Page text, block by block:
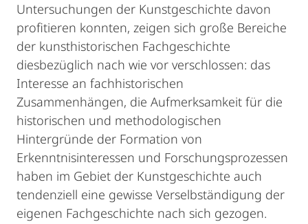
Untersuchungen der Kunstgeschichte davon
profitieren konnten, zeigen sich große Bereiche
der kunsthistorischen Fachgeschichte
diesbezüglich nach wie vor verschlossen: das
Interesse an fachhistorischen
Zusammenhängen, die Aufmerksamkeit für die
historischen und methodologischen
Hintergründe der Formation von
Erkenntnisinteressen und Forschungsprozessen
haben im Gebiet der Kunstgeschichte auch
tendenziell eine gewisse Verselbständigung der
eigenen Fachgeschichte nach sich gezogen.